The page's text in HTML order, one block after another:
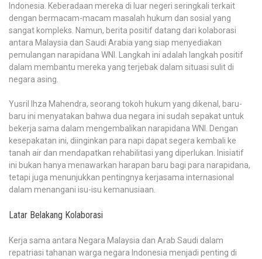
Indonesia. Keberadaan mereka di luar negeri seringkali terkait
dengan bermacam-macam masalah hukum dan sosial yang
sangat kompleks. Namun, berita positif datang dari kolaborasi
antara Malaysia dan Saudi Arabia yang siap menyediakan
pemulangan narapidana WNI. Langkah ini adalah langkah positif
dalam membantu mereka yang terjebak dalam situasi sulit di
negara asing.
Yusril Ihza Mahendra, seorang tokoh hukum yang dikenal, baru-
baru ini menyatakan bahwa dua negara ini sudah sepakat untuk
bekerja sama dalam mengembalikan narapidana WNI. Dengan
kesepakatan ini, diinginkan para napi dapat segera kembali ke
tanah air dan mendapatkan rehabilitasi yang diperlukan. Inisiatif
ini bukan hanya menawarkan harapan baru bagi para narapidana,
tetapi juga menunjukkan pentingnya kerjasama internasional
dalam menangani isu-isu kemanusiaan.
Latar Belakang Kolaborasi
Kerja sama antara Negara Malaysia dan Arab Saudi dalam
repatriasi tahanan warga negara Indonesia menjadi penting di